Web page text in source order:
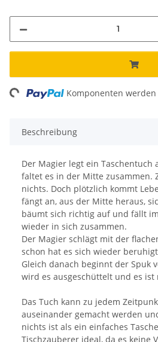
Komponenten
Beschreibung
Der Magier legt ein Taschentuch
faltet es in der Mitte zusammen.
nichts. Doch plötzlich kommt
fängt an, aus der Mitte heraus,
bäumt sich richtig auf und fällt
wieder in sich zusammen.
Der Magier schlägt mit der
schon hat es sich wieder
Gleich danach beginnt der Spuk
wird es ausgeschüttelt und es ist
Das Tuch kann zu jedem
auseinander gemacht werden
nichts ist als ein einfaches
Tischzauberer ideal, da es keine